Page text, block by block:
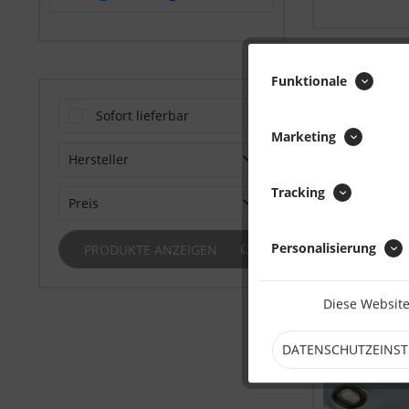
Sofort lieferbar
Hersteller
H.E.L.P. Technische Planenkonfektions GmbH
Preis
PRODUKTE ANZEIGEN
Funktionale
Marketing
Tracking
Personalisierung
Diese